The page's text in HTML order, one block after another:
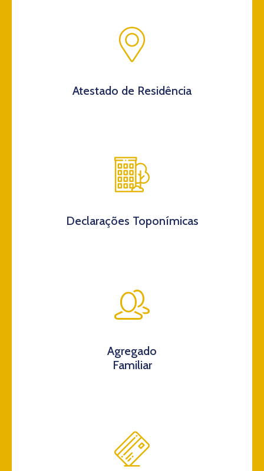
Atestado de Residência
Declarações Toponímicas
Agregado
Familiar